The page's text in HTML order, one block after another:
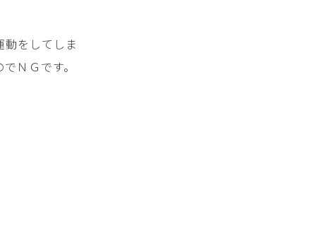
をしてしま
ＮＧです。